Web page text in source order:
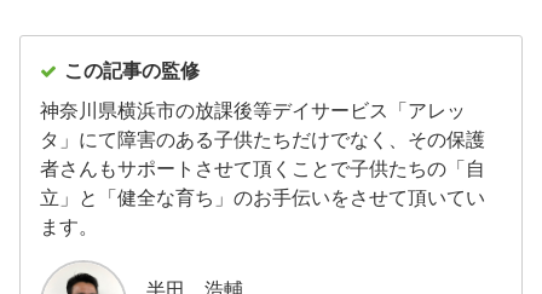
この記事の監修
神奈川県横浜市の放課後等デイサービス「アレッ
タ」にて障害のある子供たちだけでなく、その保護
者さんもサポートさせて頂くことで子供たちの「自
立」と「健全な育ち」のお手伝いをさせて頂いてい
ます。